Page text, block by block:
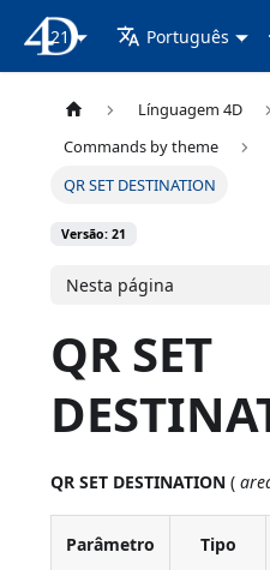
Documentação 4D
21 Português
Línguagem 4D
Commands by theme
QR SET DESTINATION
Versão: 21
Nesta página
QR SET
QR SET DESTINATION (
Parâmetro Tipo